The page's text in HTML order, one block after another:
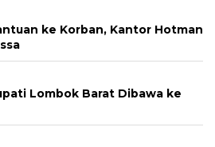
ke Korban, Kantor Hotman
Lombok Barat Dibawa ke